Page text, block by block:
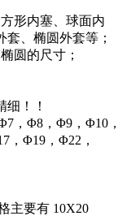
形内塞、球面内
、椭圆外套等；
圆的尺寸；
！！
，Φ8，Φ9，Φ10，
，Φ19，Φ22，
主要有 10X20